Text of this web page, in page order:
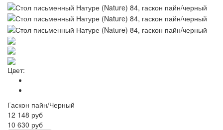
Цвет:
Гаскон пайн/Черный
12 148 руб
10 630 руб